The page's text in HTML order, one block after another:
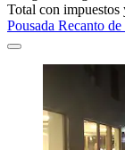
Total con impuestos
Pousada Recanto